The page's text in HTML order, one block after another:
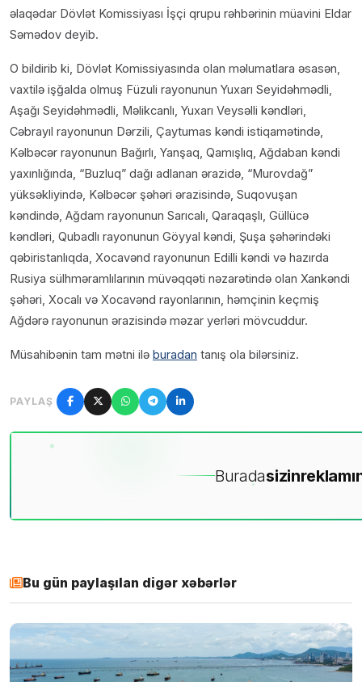
əlaqədar Dövlət Komissiyası İşçi qrupu rəhbərinin müavini Eldar
Səmədov deyib.
O bildirib ki, Dövlət Komissiyasında olan məlumatlara əsasən,
vaxtilə işğalda olmuş Füzuli rayonunun Yuxarı Seyidəhmədli,
Aşağı Seyidəhmədli, Məlikcanlı, Yuxarı Veysəlli kəndləri,
Cəbrayıl rayonunun Dərzili, Çaytumas kəndi istiqamətində,
Kəlbəcər rayonunun Bağırlı, Yanşaq, Qamışlıq, Ağdaban kəndi
yaxınlığında, “Buzluq” dağı adlanan ərazidə, “Murovdağ”
yüksəkliyində, Kəlbəcər şəhəri ərazisində, Suqovuşan
kəndində, Ağdam rayonunun Sarıcalı, Qaraqaşlı, Güllücə
kəndləri, Qubadlı rayonunun Göyyal kəndi, Şuşa şəhərindəki
qəbiristanlıqda, Xocavənd rayonunun Edilli kəndi və hazırda
Rusiya sülhməramlılarının müvəqqəti nəzarətində olan Xankəndi
şəhəri, Xocalı və Xocavənd rayonlarının, həmçinin keçmiş
Ağdərə rayonunun ərazisində məzar yerləri mövcuddur.
Müsahibənin tam mətni ilə buradan tanış ola bilərsiniz.
PAYLAŞ
Buradasizin
Bu gün paylaşılan digər xəbərlər